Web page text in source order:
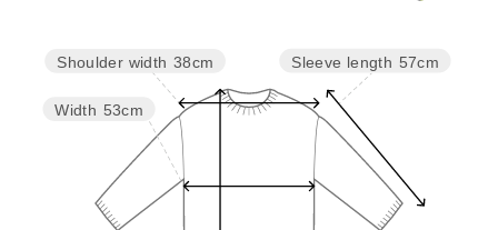
Sleeve length 57cm
Width 53cm
Shoulder width 38cm